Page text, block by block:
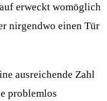
erweckt womöglich
nirgendwo einen Tür
ausreichende Zahl
problemlos